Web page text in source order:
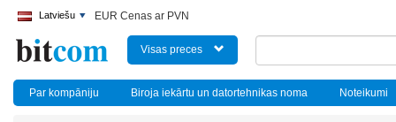
Latviešu EUR Cenas ar PVN
Visas preces
Par kompāniju Biroja iekārtu un datortehnikas noma Noteikumi